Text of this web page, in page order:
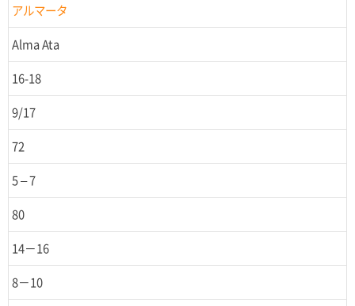
アルマータ
Alma Ata
16-18
9/17
72
5 – 7
80
14－16
8－10